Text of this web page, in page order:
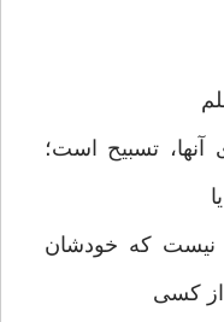
آنها، تسبيح است؛
نيست كه خودشان
از كسى